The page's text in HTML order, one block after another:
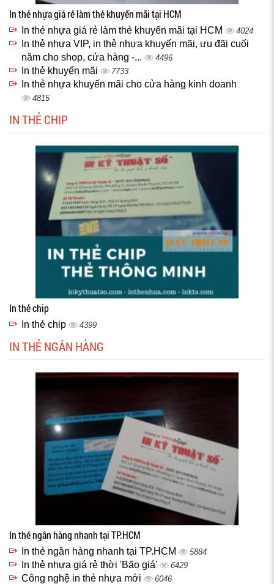
In thẻ nhựa giá rẻ làm thẻ khuyến mãi tại HCM
In thẻ nhựa giá rẻ làm thẻ khuyến mãi tại HCM 4024
In thẻ nhựa VIP, in thẻ nhựa khuyến mãi, ưu đãi cuối
năm cho shop, cửa hàng -...
4496
In thẻ khuyến mãi 7733
In thẻ nhựa khuyến mãi cho cửa hàng kinh doanh
4815
IN THẺ CHIP
In thẻ chip
In thẻ chip 4399
IN THẺ NGÂN HÀNG
In thẻ ngân hàng nhanh tại TP.HCM
In thẻ ngân hàng nhanh tại TP.HCM 5884
In thẻ nhựa giá rẻ thời 'Bão giá' 6429
Công nghệ in thẻ nhựa mới 6046